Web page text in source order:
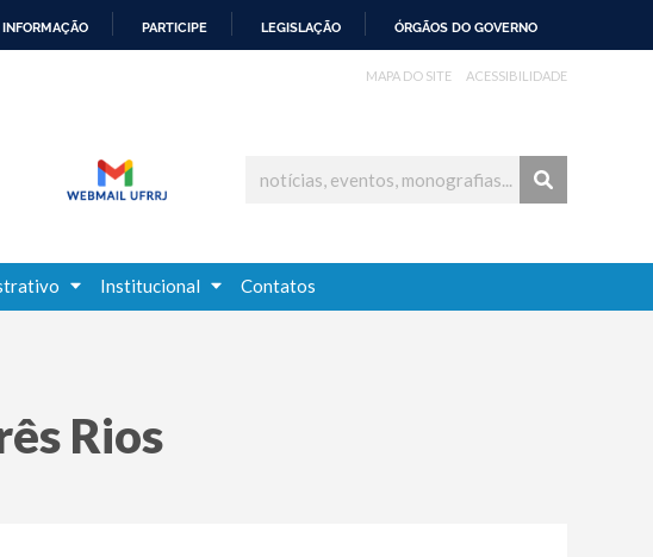
PARTICIPE LEGISLAÇÃO ÓRGÃOS DO GOVERNO
MAPA DO SITE ACESSIBILIDADE
Institucional Contatos
Rios